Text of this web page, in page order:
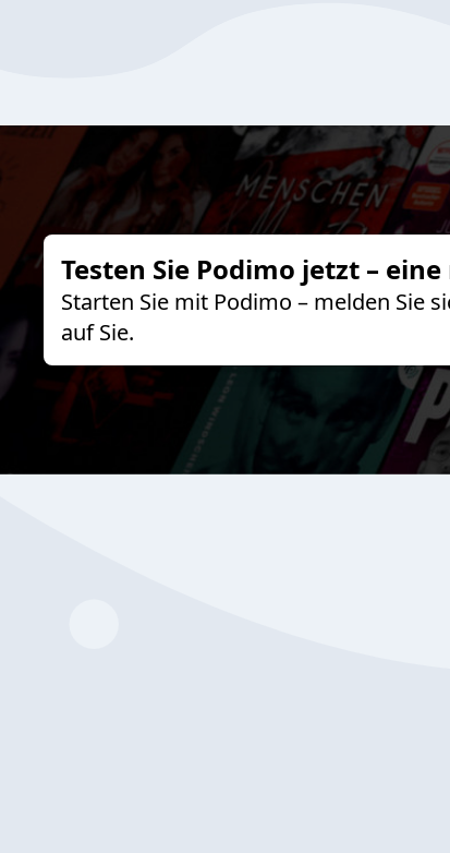
Testen Sie Podimo jetzt –
Starten Sie mit Podimo – melden Sie
auf Sie.